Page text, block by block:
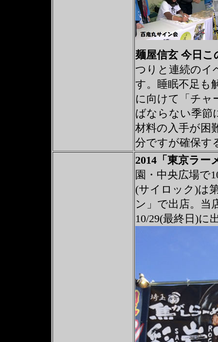
麺屋信玄 今日
つりと連続のイ
す。睡眠不足も
に向けて「チャ
ばならない季節
材料の入手が困
分ですが確保す
2014「東京ラ
園・中央広場で
(サイロック)は
ン」で出店。当
10/29(最終日)に